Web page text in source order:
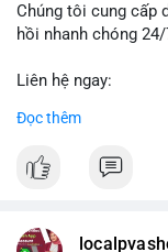
được theo dõi chặt
biến động giá cục
Lời khuyên: Nhà
nhận dòng tiền tiếp
Chúng tôi cung cấp
hồi nhanh chóng 24/
Liên hệ ngay:
✈️ Telegram:
LocalPvaShop –
Đọc thêm